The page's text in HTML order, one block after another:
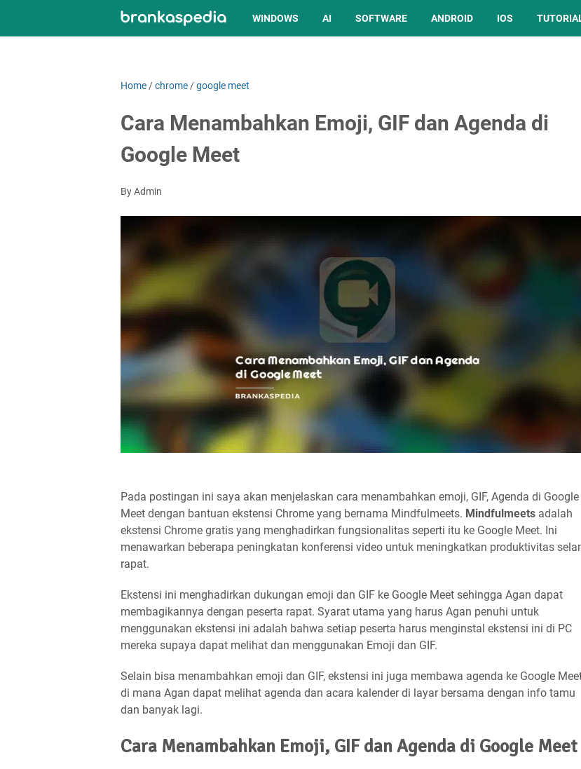
WINDOWS AI SOFTWARE ANDROID IOS
Home /chrome /google meet
Cara Menambahkan Emoji, GIF dan Agenda di
Google Meet
By Admin
Pada postingan ini saya akan menjelaskan cara menambahkan emoji, GIF, Agenda di Google
Meet dengan bantuan ekstensi Chrome yang bernama Mindfulmeets. Mindfulmeets adalah
ekstensi Chrome gratis yang menghadirkan fungsionalitas seperti itu ke Google Meet. Ini
menawarkan beberapa peningkatan konferensi video untuk meningkatkan produktivitas
rapat.
Ekstensi ini menghadirkan dukungan emoji dan GIF ke Google Meet sehingga Agan dapat
membagikannya dengan peserta rapat. Syarat utama yang harus Agan penuhi untuk
menggunakan ekstensi ini adalah bahwa setiap peserta harus menginstal ekstensi ini di PC
mereka supaya dapat melihat dan menggunakan Emoji dan GIF.
Selain bisa menambahkan emoji dan GIF, ekstensi ini juga membawa agenda ke Google
di mana Agan dapat melihat agenda dan acara kalender di layar bersama dengan info tamu
dan banyak lagi.
Cara Menambahkan Emoji, GIF dan Agenda di Google Meet